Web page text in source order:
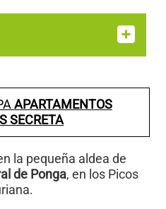
APARTAMENTOS
SECRETA
la pequeña aldea de
de Ponga, en los Picos